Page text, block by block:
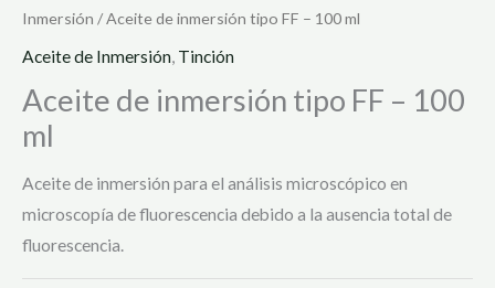
Inmersión / Aceite de inmersión tipo FF – 100 ml
Aceite de Inmersión, Tinción
Aceite de inmersión tipo FF – 100
ml
Aceite de inmersión para el análisis microscópico en
microscopía de fluorescencia debido a la ausencia total de
fluorescencia.